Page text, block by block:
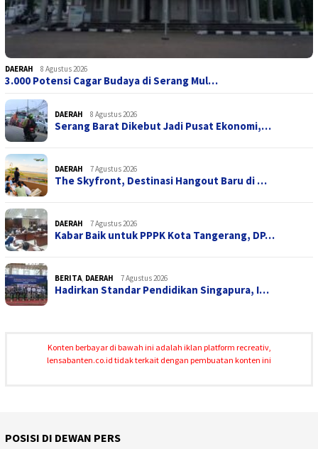
DAERAH 8 Agustus 2026
3.000 Potensi Cagar Budaya di Serang Mul…
DAERAH 8 Agustus 2026
Serang Barat Dikebut Jadi Pusat Ekonomi,…
DAERAH 7 Agustus 2026
The Skyfront, Destinasi Hangout Baru di …
DAERAH 7 Agustus 2026
Kabar Baik untuk PPPK Kota Tangerang, DP…
BERITA, DAERAH 7 Agustus 2026
Hadirkan Standar Pendidikan Singapura, I…
Konten berbayar di bawah ini adalah iklan platform recreativ,
lensabanten.co.id tidak terkait dengan pembuatan konten ini
POSISI DI DEWAN PERS